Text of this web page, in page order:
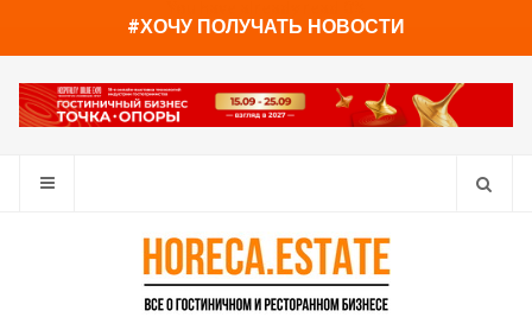
#ХОЧУ ПОЛУЧАТЬ НОВОСТИ